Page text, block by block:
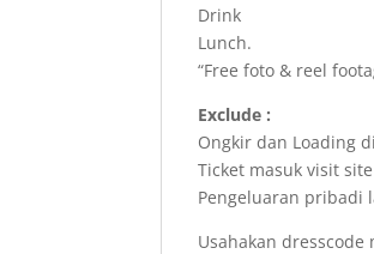
Drink
Lunch.
“Free foto & reel
Exclude :
Ongkir dan Loading
Ticket masuk visit
Pengeluaran pribadi
Usahakan